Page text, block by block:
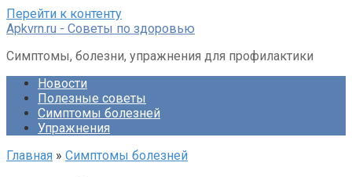
Перейти к контенту
Apkvrn.ru - Советы по здоровью
Симптомы, болезни, упражнения для профилактики
Новости
Полезные советы
Симптомы болезней
Упражнения
Главная » Симптомы болезней